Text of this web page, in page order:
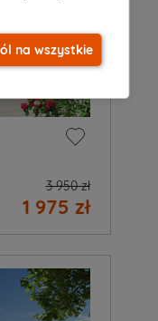
3 950 zł
1 975 zł
na wszystkie